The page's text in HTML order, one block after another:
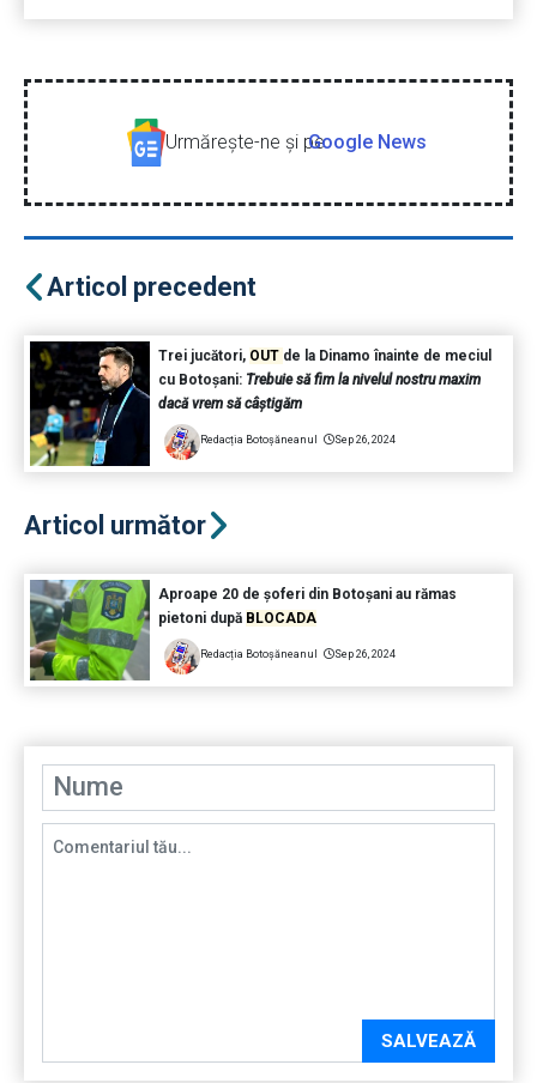
Urmăreşte-ne şi peGoogle News
Articol precedent
Trei jucători, OUT de la Dinamo înainte de meciul
cu Botoșani: Trebuie să fim la nivelul nostru maxim
dacă vrem să câștigăm
Redacția Botoșăneanul Sep 26, 2024
Articol următor
Aproape 20 de șoferi din Botoșani au rămas
pietoni după BLOCADA
Redacția Botoșăneanul Sep 26, 2024
SALVEAZĂ